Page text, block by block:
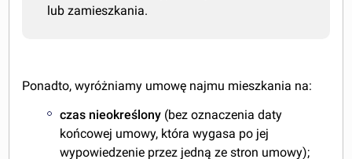
lub zamieszkania.
Ponadto, wyróżniamy umowę najmu mieszkania na:
czas nieokreślony (bez oznaczenia daty
końcowej umowy, która wygasa po jej
wypowiedzenie przez jedną ze stron umowy);